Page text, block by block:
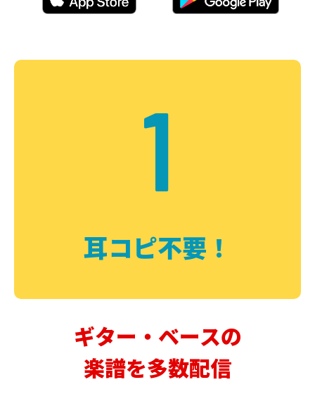
1
耳コピ不要！
ギター・ベースの
楽譜を多数配信